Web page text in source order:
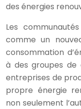
des énergies
Les
comme un
consommation
à des groupes de
entreprises de
propre énergie
non seulement